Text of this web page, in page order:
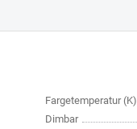
Fargetemperatur (K)
Dimbar